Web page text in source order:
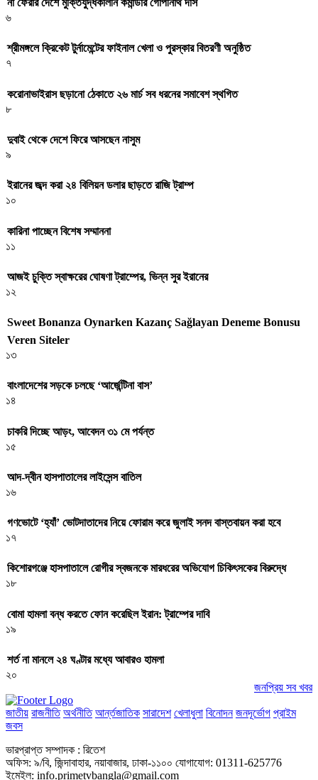
না ফেরার দেশে মুক্তিযুদ্ধকালীন কমান্ডার গোপীনাথ দাস
৬
শ্রীমঙ্গলে ক্রিকেট টুর্নামেন্টের ফাইনাল খেলা ও পুরস্কার বিতরণী অনুষ্ঠিত
৭
করোনাভাইরাস ছড়ানো ঠেকাতে ২৬ মার্চ সব ধরনের সমাবেশ স্থগিত
৮
দুবাই থেকে দেশে ফিরে আসছেন নাসুম
৯
ইরানের জব্দ করা ২৪ বিলিয়ন ডলার ছাড়তে রাজি ট্রাম্প
১০
কারিনা পাচ্ছেন বিশেষ সম্মাননা
১১
আজই চুক্তি স্বাক্ষরের ঘোষণা ট্রাম্পের, ভিন্ন সুর ইরানের
১২
Sweet Bonanza Oynarken Kazanç Sağlayan Deneme Bonusu
Veren Siteler
১৩
বাংলাদেশের সড়কে চলছে ‘আর্জেন্টিনা বাস’
১৪
চাকরি দিচ্ছে আড়ং, আবেদন ৩১ মে পর্যন্ত
১৫
আদ-দ্বীন হাসপাতালের লাইসেন্স বাতিল
১৬
গণভোটে ‘হ্যাঁ’ ভোটদাতাদের নিয়ে ফোরাম করে জুলাই সনদ বাস্তবায়ন করা হবে
১৭
কিশোরগঞ্জে হাসপাতালে রোগীর স্বজনকে মারধরের অভিযোগ চিকিৎসকের বিরুদ্ধে
১৮
বোমা হামলা বন্ধ করতে ফোন করেছিল ইরান: ট্রাম্পের দাবি
১৯
শর্ত না মানলে ২৪ ঘণ্টার মধ্যে আবারও হামলা
২০
জনপ্রিয় সব খবর
জাতীয় রাজনীতি অর্থনীতি আর্ন্তজাতিক সারাদেশ খেলাধুলা বিনোদন জনদূর্ভোগ প্রাইম
জবস
ভারপ্রাপ্ত সম্পাদক : রিতেশ
অফিস: ৯/বি, জিন্দাবাহার, নয়াবাজার, ঢাকা-১১০০ যোগাযোগ: 01311-625776
ইমেইল: info.primetvbangla@gmail.com